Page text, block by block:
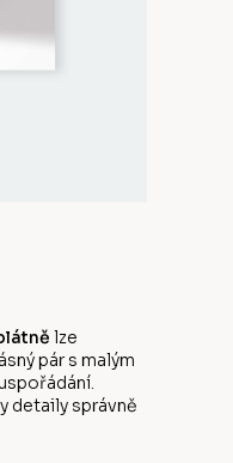
lze
pár s malým
detaily správně